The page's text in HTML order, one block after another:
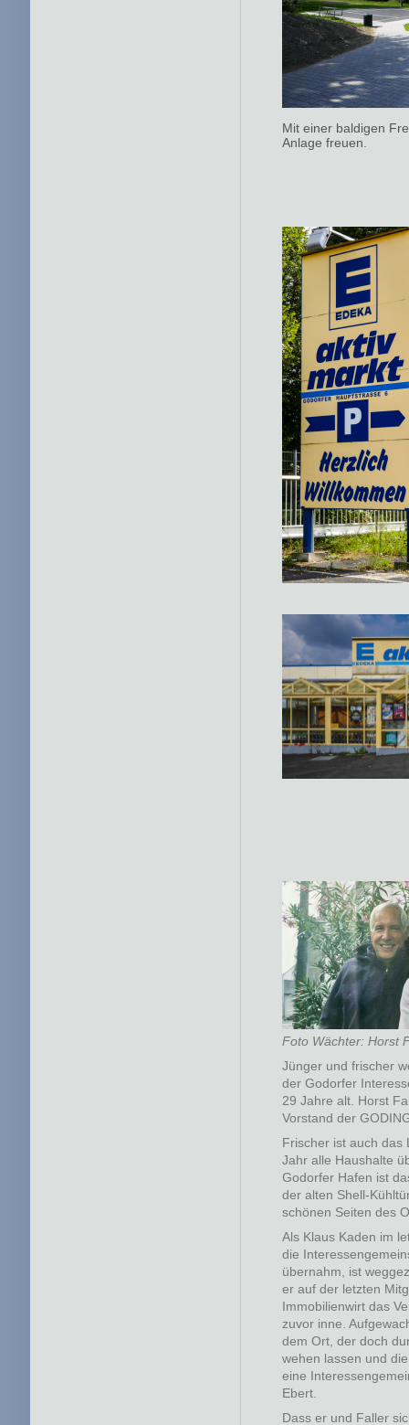
Mit einer baldigen
Anlage freuen.
Foto Wächter: Horst
Jünger und frischer
der Godorfer
29 Jahre alt. Horst
Vorstand der
Frischer ist auch das
Jahr alle Haushalte
Godorfer Hafen ist
der alten Shell-
schönen Seiten des
Als Klaus Kaden im
die
übernahm, ist
er auf der letzten
Immobilienwirt das
zuvor inne.
dem Ort, der doch
wehen lassen und
eine
Ebert.
Dass er und Faller